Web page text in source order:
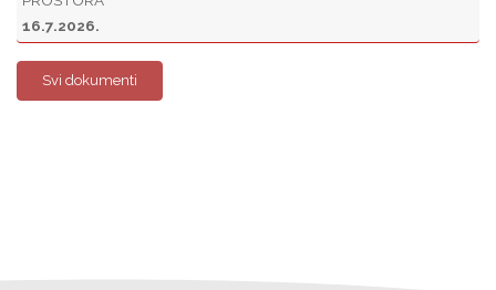
16.7.2026.
Svi dokumenti